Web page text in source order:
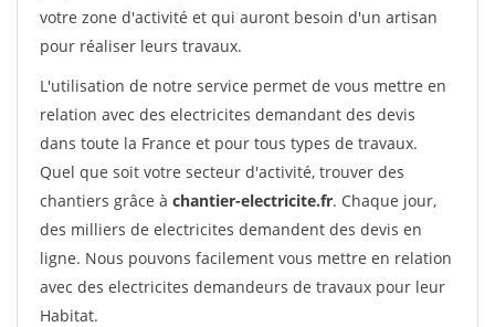
votre zone d'activité et qui auront besoin d'un artisan
pour réaliser leurs travaux.
L'utilisation de notre service permet de vous mettre en
relation avec des electricites demandant des devis
dans toute la France et pour tous types de travaux.
Quel que soit votre secteur d'activité, trouver des
chantiers grâce à chantier-electricite.fr. Chaque jour,
des milliers de electricites demandent des devis en
ligne. Nous pouvons facilement vous mettre en relation
avec des electricites demandeurs de travaux pour leur
Habitat.